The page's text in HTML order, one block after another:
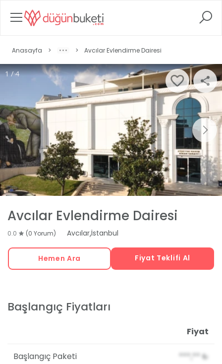
Anasayfa > > Avcılar Evlendirme Dairesi
1 / 4
Avcılar Evlendirme Dairesi
0.0 (0 Yorum) Avcılar,İstanbul
Hemen Ara Fiyat Teklifi Al
Başlangıç Fiyatları
Fiyat
Başlangıç Paketi ***,** ₺